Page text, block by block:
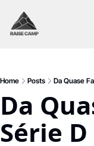
Home Posts Da Quase
Da
Série